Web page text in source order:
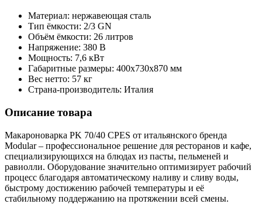
Материал: нержавеющая сталь
Тип ёмкости: 2/3 GN
Объём ёмкости: 26 литров
Напряжение: 380 В
Мощность: 7,6 кВт
Габаритные размеры: 400х730х870 мм
Вес нетто: 57 кг
Страна-производитель: Италия
Описание товара
Макароноварка PK 70/40 CPES от итальянского бренда
Modular – профессиональное решение для ресторанов и кафе,
специализирующихся на блюдах из пасты, пельменей и
равиолли. Оборудование значительно оптимизирует рабочий
процесс благодаря автоматическому наливу и сливу воды,
быстрому достижению рабочей температуры и её
стабильному поддержанию на протяжении всей смены.